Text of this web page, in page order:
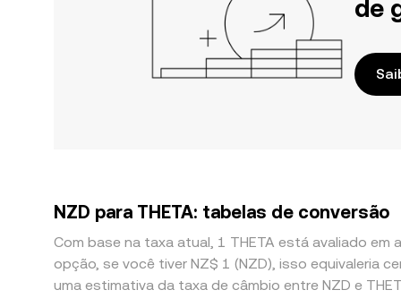
de
NZD para THETA: tabelas de conversão
Com base na taxa atual, 1 THETA está avaliado
opção, se você tiver NZ$ 1 (NZD), isso equivaleria
uma estimativa da taxa de câmbio entre NZD e